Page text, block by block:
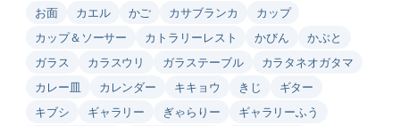
お面
カエル かご カサブランカ
カップ
カップ＆ソーサー
カトラリーレスト かびん
かぶと
ガラス
カラスウリ ガラステーブル
カラタネオガタマ
カレー皿
カレンダー キキョウ きじ
ギター
キブシ
ギャラリー ぎゃらりー
ギャラリーふう